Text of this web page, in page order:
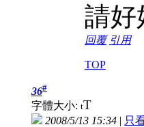
請好
回覆 引用
TOP
36#
字體大小: tT
2008/5/13 15:34 | 只